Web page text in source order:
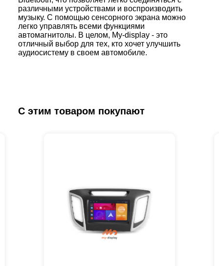
различными устройствами и воспроизводить
музыку. С помощью сенсорного экрана можно
легко управлять всеми функциями
автомагнитолы. В целом, My-display - это
отличный выбор для тех, кто хочет улучшить
аудиосистему в своем автомобиле.
С этим товаром покупают